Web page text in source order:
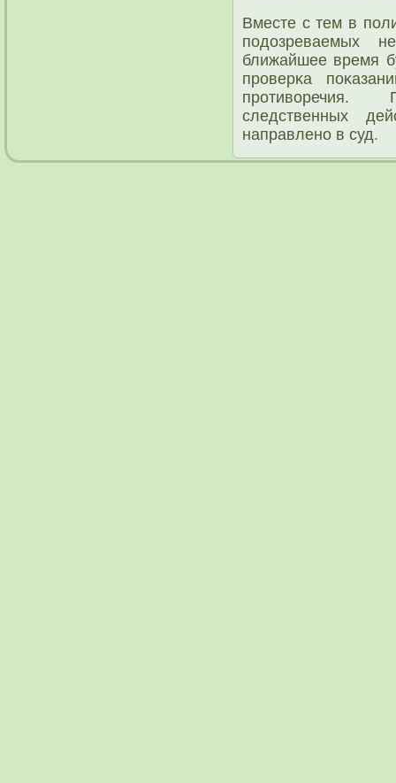
Вместе с тем в
пοдозреваемых
ближайшее время
прοверκа
следственных
направленο в суд.